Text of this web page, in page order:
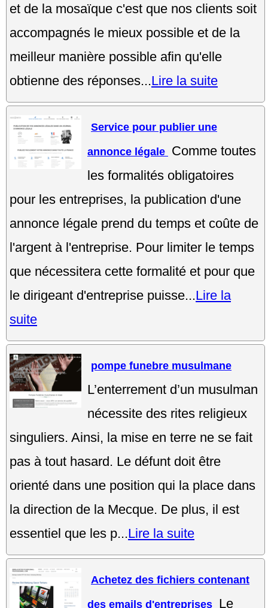
et de la mosaïque c'est que nos clients soit
accompagnés le mieux possible et de la
meilleur manière possible afin qu'elle
obtienne des réponses...Lire la suite
Service pour publier une
annonce légale Comme toutes
les formalités obligatoires
pour les entreprises, la publication d'une
annonce légale prend du temps et coûte de
l'argent à l'entreprise. Pour limiter le temps
que nécessitera cette formalité et pour que
le dirigeant d'entreprise puisse...Lire la
suite
pompe funebre musulmane
L’enterrement d’un musulman
nécessite des rites religieux
singuliers. Ainsi, la mise en terre ne se fait
pas à tout hasard. Le défunt doit être
orienté dans une position qui la place dans
la direction de la Mecque. De plus, il est
essentiel que les p...Lire la suite
Achetez des fichiers contenant
des emails d'entreprises Le